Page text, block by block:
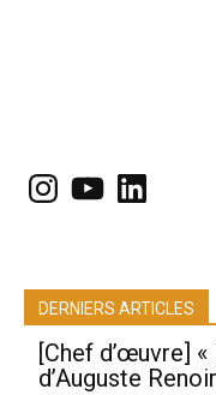
Instagram
YouTubeLinkedIn
DERNIERS ARTICLES
[Chef d’œuvre]
d’Auguste Renoir